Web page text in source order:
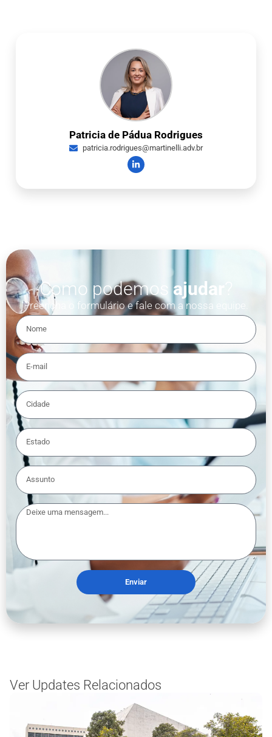
Patricia de Pádua Rodrigues
patricia.rodrigues@martinelli.adv.br
Como podemos ajudar
Preencha o formulário e fale com a nossa equipe.
Enviar
Ver Updates Relacionados